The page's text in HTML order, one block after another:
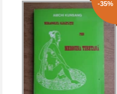
-35%